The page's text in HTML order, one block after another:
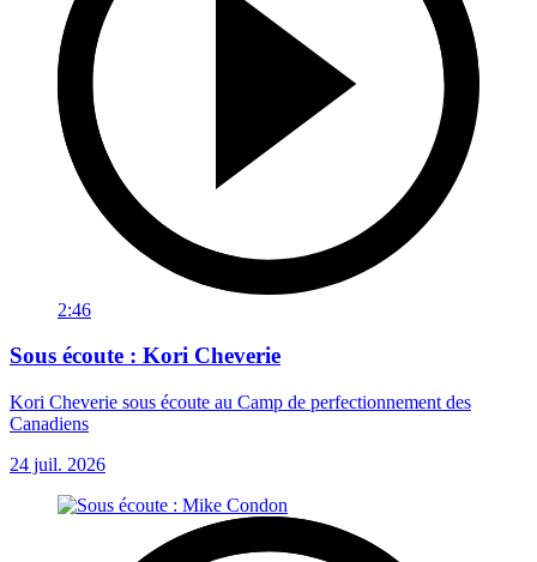
2:46
Sous écoute : Kori Cheverie
Kori Cheverie sous écoute au Camp de perfectionnement des
Canadiens
24 juil. 2026